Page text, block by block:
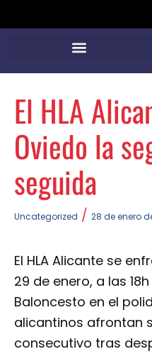
El HLA
Oviedo la
seguida
Uncategorized / 28 de enero
El HLA Alicante se
29 de enero, a las
Baloncesto en el
alicantinos afrontan
consecutivo tras